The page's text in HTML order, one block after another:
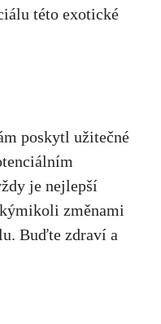
této exotické
poskytl užitečné
je nejlepší
změnami
Buďte zdraví a